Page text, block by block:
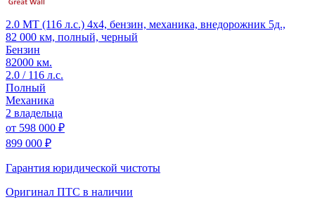
2.0 MT (116 л.с.) 4x4, бензин, механика, внедорожник 5д.,
82 000 км, полный, черный
Бензин
82000 км.
2.0 / 116 л.с.
Полный
Механика
2 владельца
от 598 000 ₽
899 000 ₽
Гарантия юридической чистоты
Оригинал ПТС в наличии